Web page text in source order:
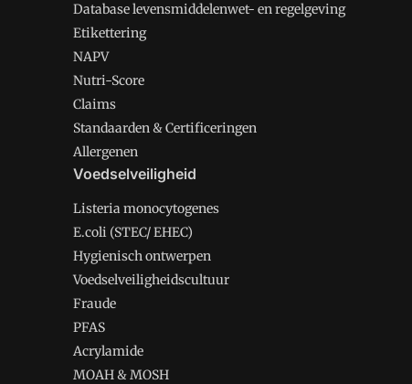
Database levensmiddelenwet- en regelgeving
Etikettering
NAPV
Nutri-Score
Claims
Standaarden & Certificeringen
Allergenen
Voedselveiligheid
Listeria monocytogenes
E.coli (STEC/ EHEC)
Hygienisch ontwerpen
Voedselveiligheidscultuur
Fraude
PFAS
Acrylamide
MOAH & MOSH